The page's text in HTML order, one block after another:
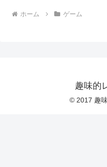
ホーム ゲーム
趣味的
© 2017 趣